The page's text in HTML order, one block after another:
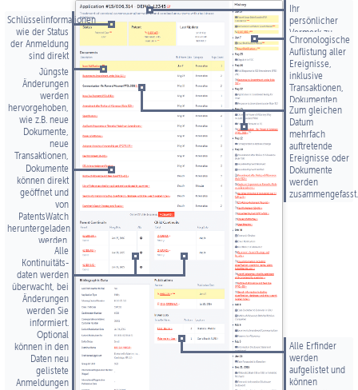
Schlüsselinformationen
wie der Status
der Anmeldung
sind direkt
ersichtlich.
Jüngste
Änderungen
werden
hervorgehoben,
wie z.B. neue
Dokumente,
neue
Transaktionen,
oder Status­
änderungen.
Dokumente
können direkt
geöffnet und
von
PatentsWatch
heruntergeladen
werden.
Alle
Kontinuitäts­
daten werden
überwacht, bei
Änderungen
werden Sie
informiert.
Optional
können in den
Daten neu
gelistete
Anmeldungen
Ihr
persönlicher
Vermerk zu
dieser
Anmeldung (z.B.
Aktenzeichen).
Chrono­logische
Auflistung aller
Ereignisse,
inklusive
Transaktionen,
Dokumenten,
Publikationen,
und
Kontinuitäts­
daten.
Zum gleichen
Datum
mehrfach
auftretende
Ereignisse oder
Dokumente
werden
zusammengefasst.
Alle Erfinder
werden
aufgelistet und
können